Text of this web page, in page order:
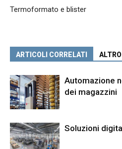
Termoformato e blister
ARTICOLI CORRELATI
Automazione
dei magazzini
Soluzioni